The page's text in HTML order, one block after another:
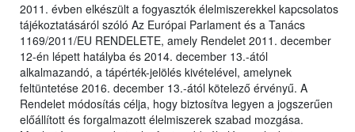
2011. évben elkészült a fogyasztók élelmiszerekkel kapcsolatos
tájékoztatásáról szóló Az Európai Parlament és a Tanács
1169/2011/EU RENDELETE, amely Rendelet 2011. december
12-én lépett hatályba és 2014. december 13.-ától
alkalmazandó, a tápérték-jelölés kivételével, amelynek
feltüntetése 2016. december 13.-ától kötelező érvényű. A
Rendelet módosítás célja, hogy biztosítva legyen a jogszerűen
előállított és forgalmazott élelmiszerek szabad mozgása.